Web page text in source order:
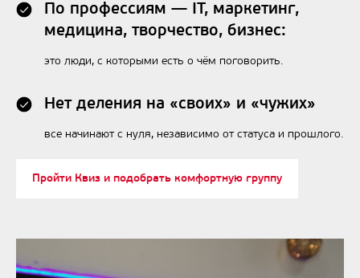
По профессиям — IT, маркетинг,
медицина, творчество, бизнес:
это люди, с которыми есть о чём поговорить.
Нет деления на «своих» и «чужих»
все начинают с нуля, независимо от статуса и прошлого.
Пройти Квиз и подобрать комфортную группу